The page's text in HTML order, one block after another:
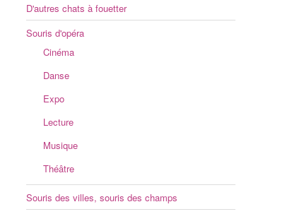
D'autres chats à fouetter
Souris d'opéra
Cinéma
Danse
Expo
Lecture
Musique
Théâtre
Souris des villes, souris des champs